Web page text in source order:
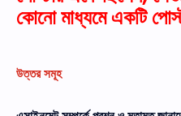
কোনো মাধ্যমে একটি
উত্তর সমূহ